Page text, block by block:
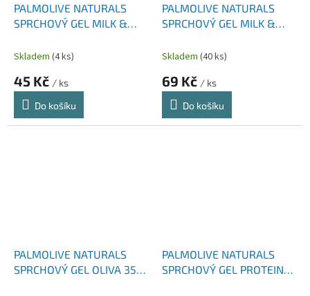
PALMOLIVE NATURALS
SPRCHOVÝ GEL MILK &
Skladem (4 ks)
45 Kč / ks
Do košíku
PALMOLIVE NATURALS
SPRCHOVÝ GEL MILK &
Skladem (40 ks)
69 Kč / ks
Do košíku
PALMOLIVE NATURALS
SPRCHOVÝ GEL OLIVA 350
PALMOLIVE NATURALS
SPRCHOVÝ GEL PROTEIN